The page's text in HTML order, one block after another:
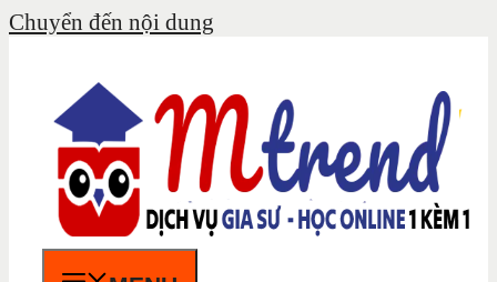
Chuyển đến nội dung